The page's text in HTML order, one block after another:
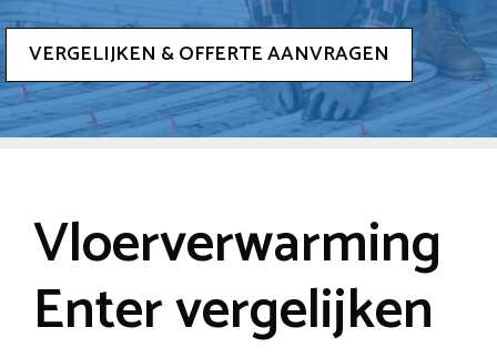
VERGELIJKEN & OFFERTE AANVRAGEN
Vloerverwarming
Enter vergelijken